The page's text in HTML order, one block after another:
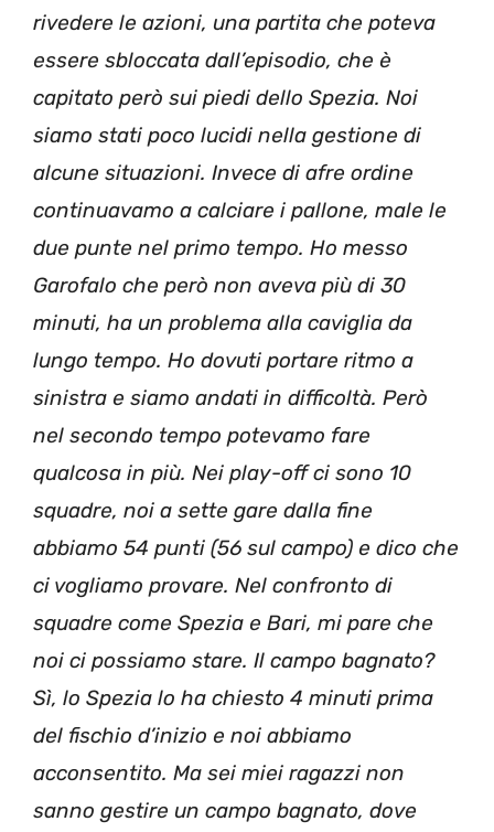
rivedere le azioni, una partita che poteva
essere sbloccata dall’episodio, che è
capitato però sui piedi dello Spezia. Noi
siamo stati poco lucidi nella gestione di
alcune situazioni. Invece di afre ordine
continuavamo a calciare i pallone, male le
due punte nel primo tempo. Ho messo
Garofalo che però non aveva più di 30
minuti, ha un problema alla caviglia da
lungo tempo. Ho dovuti portare ritmo a
sinistra e siamo andati in difficoltà. Però
nel secondo tempo potevamo fare
qualcosa in più. Nei play-off ci sono 10
squadre, noi a sette gare dalla fine
abbiamo 54 punti (56 sul campo) e dico che
ci vogliamo provare. Nel confronto di
squadre come Spezia e Bari, mi pare che
noi ci possiamo stare. Il campo bagnato?
Sì, lo Spezia lo ha chiesto 4 minuti prima
del fischio d’inizio e noi abbiamo
acconsentito. Ma sei miei ragazzi non
sanno gestire un campo bagnato, dove